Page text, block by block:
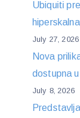
Ubiquiti
July 27, 2026
Nova
dostupna
July 8, 2026